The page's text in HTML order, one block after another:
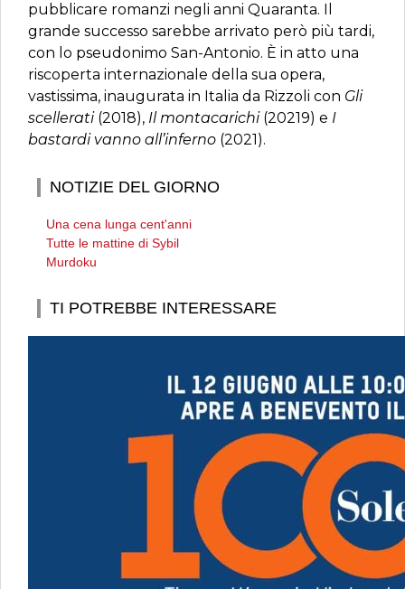
pubblicare romanzi negli anni Quaranta. Il
grande successo sarebbe arrivato però più tardi,
con lo pseudonimo San-Antonio. È in atto una
riscoperta internazionale della sua opera,
vastissima, inaugurata in Italia da Rizzoli con Gli
scellerati(2018), Il montacarichi(20219) e I
bastardi vanno all’inferno (2021).
NOTIZIE DEL GIORNO
Una cena lunga cent'anni
Tutte le mattine di Sybil
Murdoku
TI POTREBBE INTERESSARE